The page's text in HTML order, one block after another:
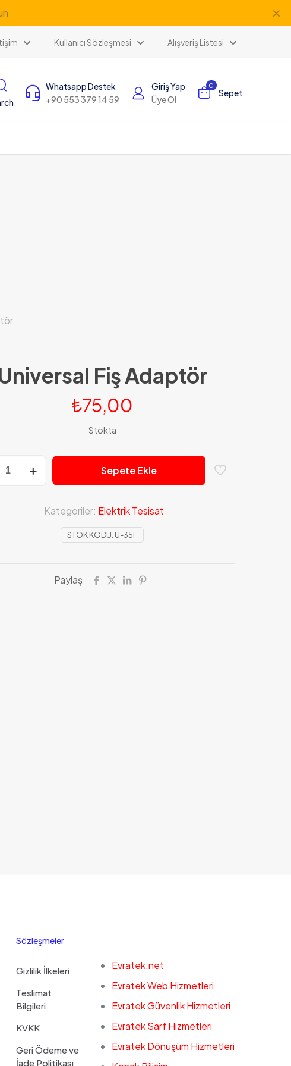
✕
Kullanıcı Sözleşmesi Alışveriş Listesi
Whatsapp Destek
+90 553 379 14 59
Giriş Yap
Üye Ol
0
Sepet
Fiş Adaptör
₺75,00
Stokta
Sepete Ekle
STOK KODU: U-35F
Kategoriler: Elektrik Tesisat
Paylaş
Sözleşmeler
Gizlilik İlkeleri
Teslimat
Bilgileri
KVKK
Geri Ödeme ve
İade Politikası
Evratek.net
Evratek Web Hizmetleri
Evratek Güvenlik Hizmetleri
Evratek Sarf Hizmetleri
Evratek Dönüşüm Hizmetleri